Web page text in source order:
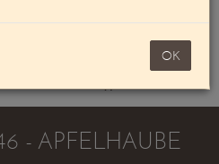
noch 100,00 €
Warenkorb
OK
- APFELHAUBE